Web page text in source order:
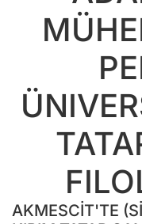
AKMESCİT'TE